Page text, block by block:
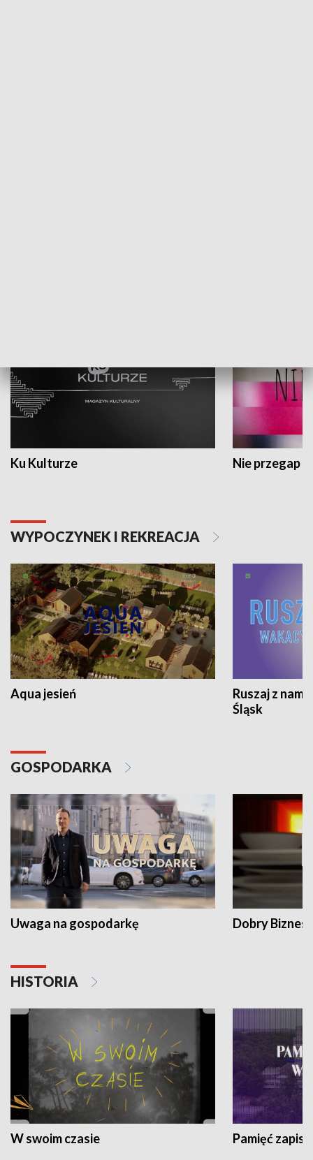
Ku Kulturze Nie przegap
WYPOCZYNEK I REKREACJA
Aqua jesień
Ruszaj z
Śląsk
GOSPODARKA
Uwaga na gospodarkę Dobry Biznes
HISTORIA
W swoim czasie Pamięć